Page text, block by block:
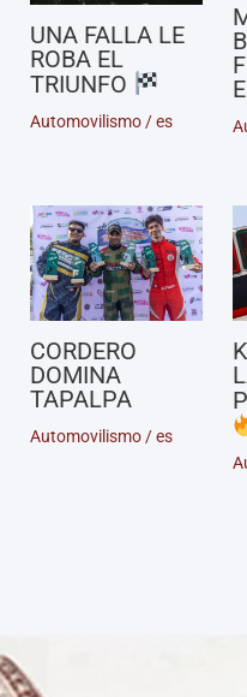
UNA FALLA LE
ROBA EL
TRIUNFO
Automovilismo/es
CORDERO
DOMINA
TAPALPA
Automovilismo/es